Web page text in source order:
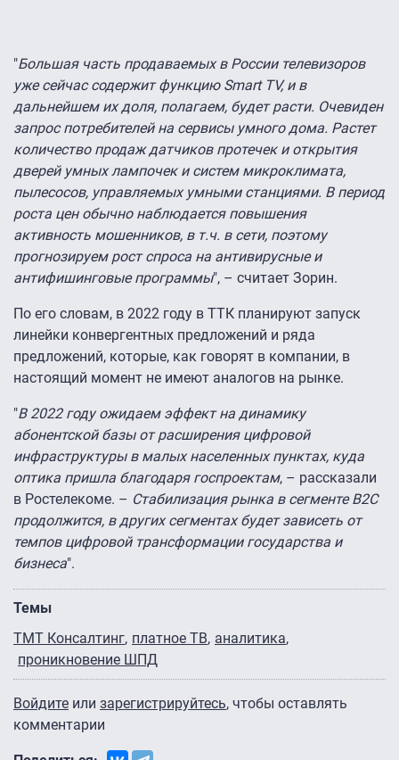
"Большая часть продаваемых в России телевизоров
уже сейчас содержит функцию Smart TV, и в
дальнейшем их доля, полагаем, будет расти. Очевиден
запрос потребителей на сервисы умного дома. Растет
количество продаж датчиков протечек и открытия
дверей умных лампочек и систем микроклимата,
пылесосов, управляемых умными станциями. В период
роста цен обычно наблюдается повышения
активность мошенников, в т.ч. в сети, поэтому
прогнозируем рост спроса на антивирусные и
антифишинговые программы", – считает Зорин.
По его словам, в 2022 году в ТТК планируют запуск
линейки конвергентных предложений и ряда
предложений, которые, как говорят в компании, в
настоящий момент не имеют аналогов на рынке.
"В 2022 году ожидаем эффект на динамику
абонентской базы от расширения цифровой
инфраструктуры в малых населенных пунктах, куда
оптика пришла благодаря госпроектам, – рассказали
в Ростелекоме. – Стабилизация рынка в сегменте B2C
продолжится, в других сегментах будет зависеть от
темпов цифровой трансформации государства и
бизнеса".
Темы
ТМТ Консалтинг платное ТВ аналитика
проникновение ШПД
Войдите или зарегистрируйтесь, чтобы оставлять
комментарии